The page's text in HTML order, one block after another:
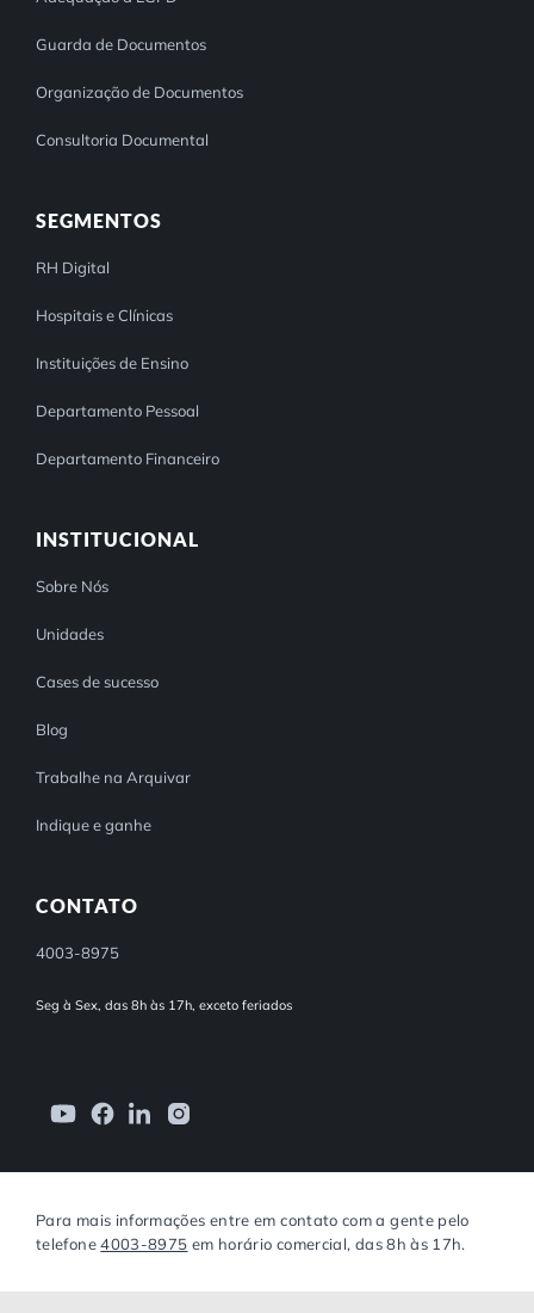
Guarda de Documentos
Organização de Documentos
Consultoria Documental
SEGMENTOS
RH Digital
Hospitais e Clínicas
Instituições de Ensino
Departamento Pessoal
Departamento Financeiro
INSTITUCIONAL
Sobre Nós
Unidades
Cases de sucesso
Blog
Trabalhe na Arquivar
Indique e ganhe
CONTATO
4003-8975
Seg à Sex, das 8h às 17h, exceto feriados
Para mais informações entre em contato com a gente pelo
telefone4003-8975 em horário comercial, das 8h às 17h.